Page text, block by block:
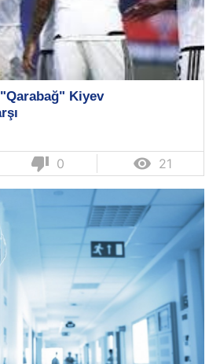
Kiyev
thumb_down 0  21